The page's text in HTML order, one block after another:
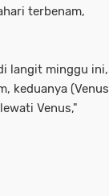
terbenam,
langit minggu ini,
keduanya (Venus
Venus,"